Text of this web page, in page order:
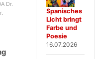
Dr.
Spanisches
Licht bringt
Farbe und
Poesie
16.07.2026